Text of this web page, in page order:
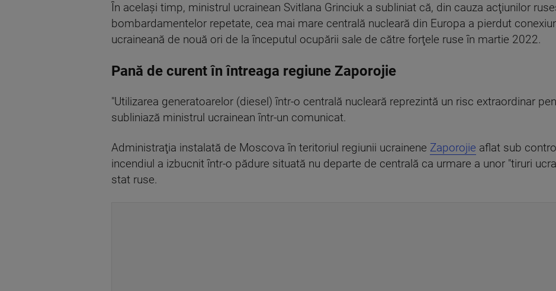
În acelaşi timp, ministrul ucrainean Svitlana Grinciuk a subliniat că, din cauza acţiunilor
bombardamentelor repetate, cea mai mare centrală nucleară din Europa a pierdut
ucraineană de nouă ori de la începutul ocupării sale de către forţele ruse în martie 2022.
Pană de curent în întreaga regiune Zaporojie
"Utilizarea generatoarelor (diesel) într-o centrală nucleară reprezintă un risc extraordinar
subliniază ministrul ucrainean într-un comunicat.
Administraţia instalată de Moscova în teritoriul regiunii ucrainene Zaporojie aflat sub
incendiul a izbucnit într-o pădure situată nu departe de centrală ca urmare a unor "tiruri
stat ruse.